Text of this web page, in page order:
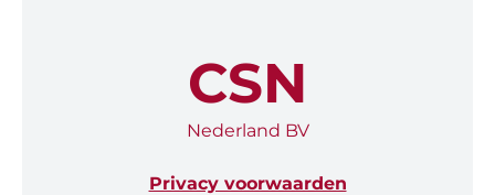
CSN
Nederland BV
Privacy voorwaarden